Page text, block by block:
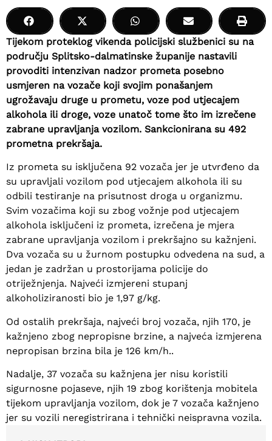
Tijekom proteklog vikenda policijski službenici su na
području Splitsko-dalmatinske županije nastavili
provoditi intenzivan nadzor prometa posebno
usmjeren na vozače koji svojim ponašanjem
ugrožavaju druge u prometu, voze pod utjecajem
alkohola ili droge, voze unatoč tome što im izrečene
zabrane upravljanja vozilom. Sankcionirana su 492
prometna prekršaja.
Iz prometa su isključena 92 vozača jer je utvrđeno da
su upravljali vozilom pod utjecajem alkohola ili su
odbili testiranje na prisutnost droga u organizmu.
Svim vozačima koji su zbog vožnje pod utjecajem
alkohola isključeni iz prometa, izrečena je mjera
zabrane upravljanja vozilom i prekršajno su kažnjeni.
Dva vozača su u žurnom postupku odvedena na sud, a
jedan je zadržan u prostorijama policije do
otriježnjenja. Najveći izmjereni stupanj
alkoholiziranosti bio je 1,97 g/kg.
Od ostalih prekršaja, najveći broj vozača, njih 170, je
kažnjeno zbog nepropisne brzine, a najveća izmjerena
nepropisan brzina bila je 126 km/h..
Nadalje, 37 vozača su kažnjena jer nisu koristili
sigurnosne pojaseve, njih 19 zbog korištenja mobitela
tijekom upravljanja vozilom, dok je 7 vozača kažnjeno
jer su vozili neregistrirana i tehnički neispravna vozila.